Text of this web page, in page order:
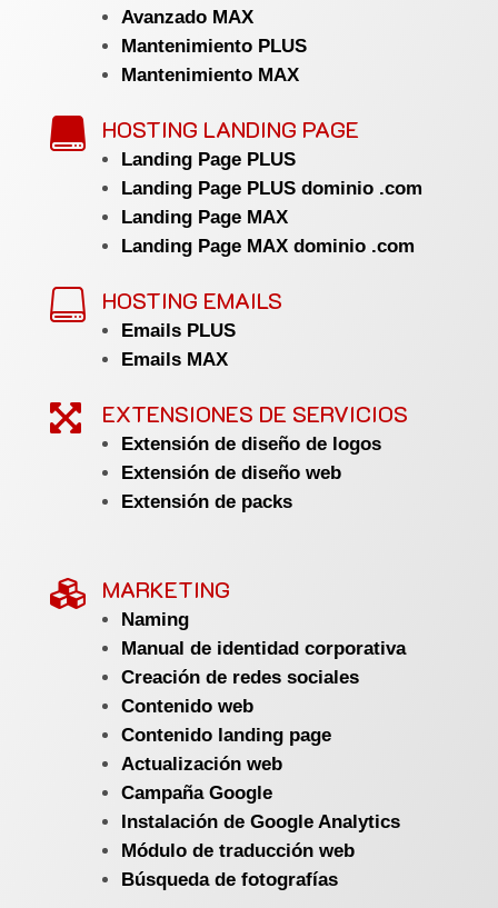
Avanzado MAX
Mantenimiento PLUS
Mantenimiento MAX
 HOSTING LANDING PAGE
Landing Page PLUS
Landing Page PLUS dominio .com
Landing Page MAX
Landing Page MAX dominio .com
 HOSTING EMAILS
Emails PLUS
Emails MAX
 EXTENSIONES DE SERVICIOS
Extensión de diseño de logos
Extensión de diseño web
Extensión de packs
 MARKETING
Naming
Manual de identidad corporativa
Creación de redes sociales
Contenido web
Contenido landing page
Actualización web
Campaña Google
Instalación de Google Analytics
Módulo de traducción web
Búsqueda de fotografías